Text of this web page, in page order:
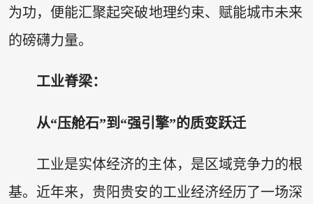
为功，便能汇聚起突破地理约束、赋能城市未来
的磅礴力量。
工业脊梁：
从“压舱石”到“强引擎”的质变跃迁
工业是实体经济的主体，是区域竞争力的根
基。近年来，贵阳贵安的工业经济经历了一场深